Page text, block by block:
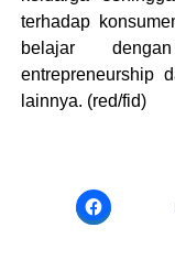
terhadap
belajar
entrepreneurship
lainnya. (red/fid)